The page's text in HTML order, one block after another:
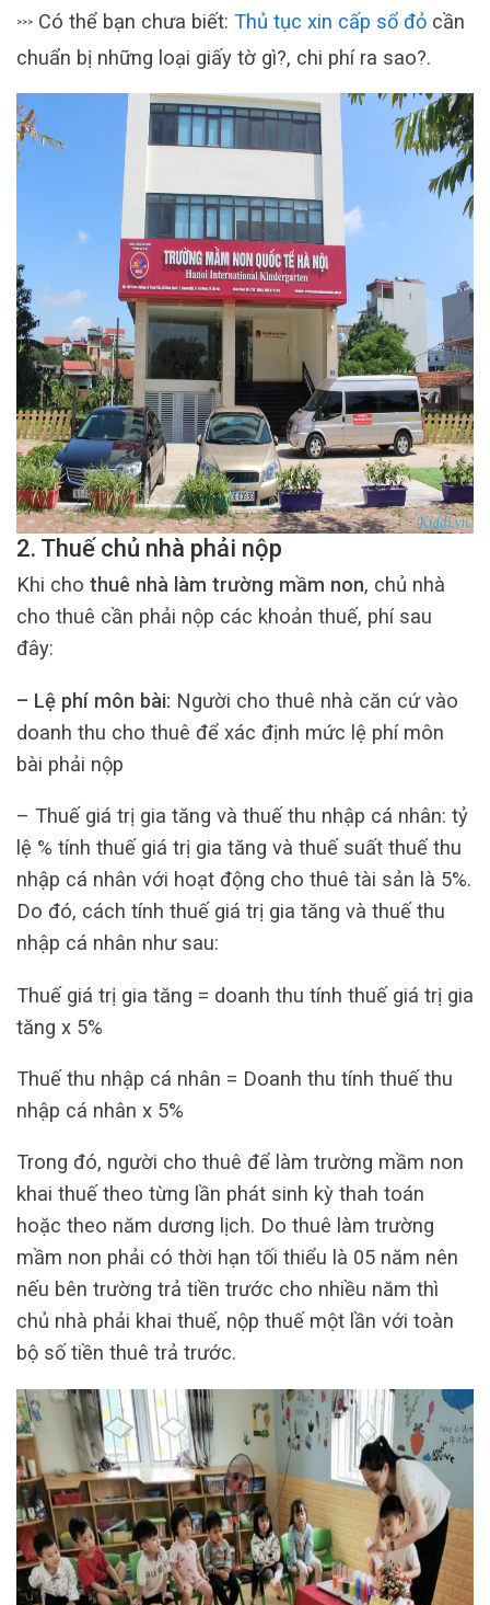
>>> Có thể bạn chưa biết: Thủ tục xin cấp sổ đỏ cần
chuẩn bị những loại giấy tờ gì?, chi phí ra sao?.
2. Thuế chủ nhà phải nộp
Khi cho thuê nhà làm trường mầm non, chủ nhà
cho thuê cần phải nộp các khoản thuế, phí sau
đây:
– Lệ phí môn bài: Người cho thuê nhà căn cứ vào
doanh thu cho thuê để xác định mức lệ phí môn
bài phải nộp
– Thuế giá trị gia tăng và thuế thu nhập cá nhân: tỷ
lệ % tính thuế giá trị gia tăng và thuế suất thuế thu
nhập cá nhân với hoạt động cho thuê tài sản là 5%.
Do đó, cách tính thuế giá trị gia tăng và thuế thu
nhập cá nhân như sau:
Thuế giá trị gia tăng = doanh thu tính thuế giá trị gia
tăng x 5%
Thuế thu nhập cá nhân = Doanh thu tính thuế thu
nhập cá nhân x 5%
Trong đó, người cho thuê để làm trường mầm non
khai thuế theo từng lần phát sinh kỳ thah toán
hoặc theo năm dương lịch. Do thuê làm trường
mầm non phải có thời hạn tối thiểu là 05 năm nên
nếu bên trường trả tiền trước cho nhiều năm thì
chủ nhà phải khai thuế, nộp thuế một lần với toàn
bộ số tiền thuê trả trước.